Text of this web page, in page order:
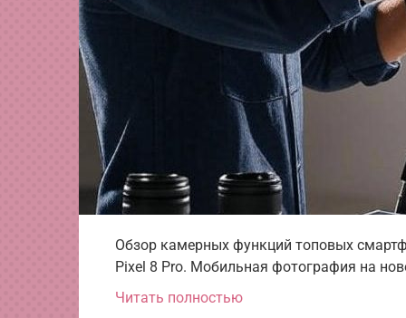
Обзор камерных функций топовых
Pixel 8 Pro. Мобильная фотография на
Читать полностью